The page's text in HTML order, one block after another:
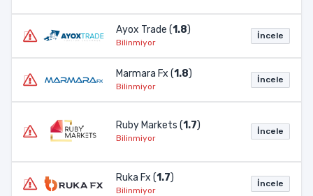
Ayox Trade (1.8)
Bilinmiyor
İncele
Marmara Fx (1.8)
Bilinmiyor
İncele
Ruby Markets (1.7)
Bilinmiyor
İncele
Ruka Fx (1.7)
Bilinmiyor
İncele